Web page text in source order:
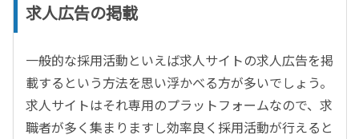
求人広告の掲載
一般的な採用活動といえば求人サイトの求人広告を掲
載するという方法を思い浮かべる方が多いでしょう。
求人サイトはそれ専用のプラットフォームなので、求
職者が多く集まりますし効率良く採用活動が行えると